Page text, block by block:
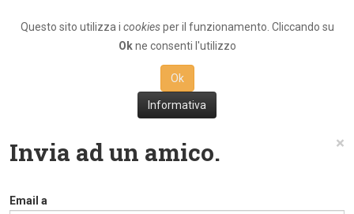
Questo sito utilizza i cookiesper il funzionamento. Cliccando su
Okne consenti l'utilizzo
Ok
Informativa
Invia ad un amico. ×
Email a